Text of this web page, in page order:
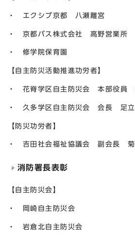
・ エクシブ京都 八瀬離宮
・ 京都バス株式会社 高野営業所
・ 修学院保育園
【自主防災活動推進功労者】
・ 花脊学区自主防災会 本部役
・ 久多学区自主防災会 会長 足
【防災功労者】
・ 吉田社会福祉協議会 副会長
消防署長表彰
【自主防災会】
・ 岡崎自主防災会
・ 岩倉北自主防災会